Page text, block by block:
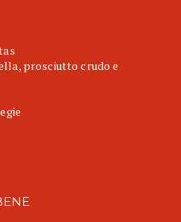
prosciutto crudo e